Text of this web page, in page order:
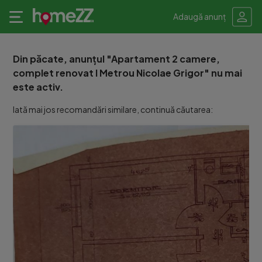
Adaugă anunț
Din păcate, anunțul "Apartament 2 camere,
complet renovat I Metrou Nicolae Grigor" nu mai
este activ.
Iată mai jos recomandări similare, continuă căutarea: